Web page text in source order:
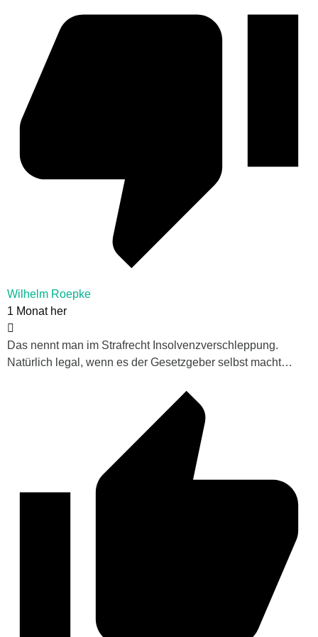
Wilhelm Roepke
1 Monat her
Das nennt man im Strafrecht Insolvenzverschleppung.
Natürlich legal, wenn es der Gesetzgeber selbst macht…